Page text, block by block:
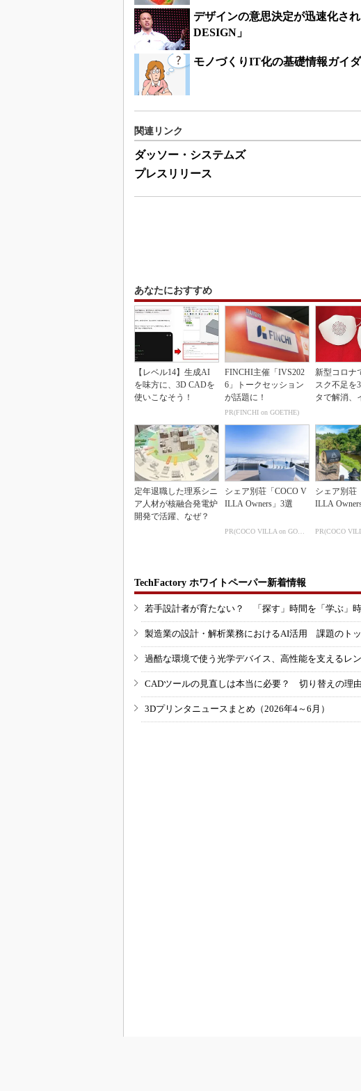
デザインの意思決定が迅速化さ
DESIGN」
モノづくりIT化の基礎情報ガイ
関連リンク
ダッソー・システムズ
プレスリリース
あなたにおすすめ
【レベル14】生成AI
を味方に、3D CADを
使いこなそう！
FINCHI主催「IVS202
6」トークセッション
が話題に！
PR(FINCHI on GOETHE)
新型コロナ
スク不足を
タで解消、
定年退職した理系シニ
ア人材が核融合発電炉
開発で活躍、なぜ？
シェア別荘「COCO V
ILLA Owners」3選
PR(COCO VILLA on GOETHE)
シェア別荘
ILLA
TechFactory ホワイトペーパー新着情報
若手設計者が育たない？ 「探す」時間を「学ぶ」
製造業の設計・解析業務におけるAI活用 課題のトッ
過酷な環境で使う光学デバイス、高性能を支えるレ
CADツールの見直しは本当に必要？ 切り替えの理
3Dプリンタニュースまとめ（2026年4～6月）